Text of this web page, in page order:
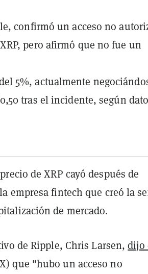
confirmó un acceso no
pero afirmó que no fue un
5%, actualmente
tras el incidente, según
de XRP cayó después de
empresa fintech que creó la
de mercado.
de Ripple, Chris Larsen,dijo
que "hubo un acceso no